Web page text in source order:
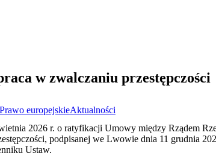
w zwalczaniu przestępczości
Prawo europejskieAktualności
2026 r. o ratyfikacji Umowy między Rządem
podpisanej we Lwowie dnia 11 grudnia
Ustaw.